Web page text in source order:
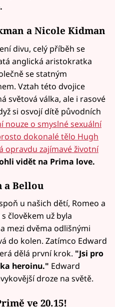
a Nicole Kidman
divu, celý příběh se
anglická aristokratka
se statným
Vztah této dvojice
světová válka, ale i rasové
si osvojí dítě původních
nouze o smyslné sexuální
dokonalé tělo Hugh
opravdu zajímavé životní
vidět na Prima love.
a Bellou
u našich dětí, Romeo a
člověkem už byla
mezi dvěma odlišnými
do kolen. Zatímco Edward
dělá první krok. "Jsi pro
heroinu." Edward
droze na světě.
ve 20.15!